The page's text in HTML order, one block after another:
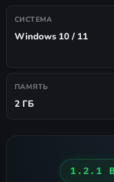
СИСТЕМА
Windows 10 / 11
ПАМЯТЬ
2 ГБ
1.2.1